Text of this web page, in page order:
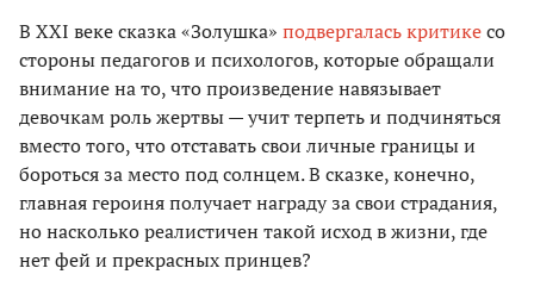
В XXI веке сказка «Золушка» подвергалась критикесо
стороны педагогов и психологов, которые обращали
внимание на то, что произведение навязывает
девочкам роль жертвы — учит терпеть и подчиняться
вместо того, что отставать свои личные границы и
бороться за место под солнцем. В сказке, конечно,
главная героиня получает награду за свои страдания,
но насколько реалистичен такой исход в жизни, где
нет фей и прекрасных принцев?